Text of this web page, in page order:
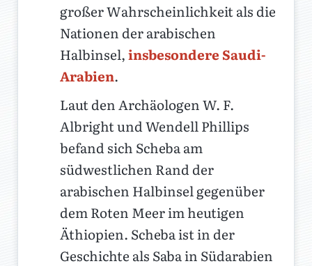
großer Wahrscheinlichkeit als die
Nationen der arabischen
Halbinsel,insbesondere Saudi-
Arabien.
Laut den Archäologen W. F.
Albright und Wendell Phillips
befand sich Scheba am
südwestlichen Rand der
arabischen Halbinsel gegenüber
dem Roten Meer im heutigen
Äthiopien. Scheba ist in der
Geschichte als Saba in Südarabien